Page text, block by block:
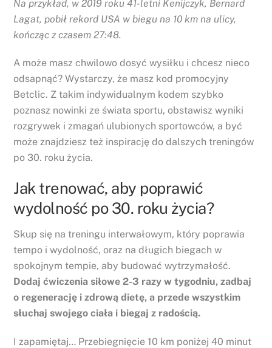
Na przykład, w 2019 roku 41-letni Kenijczyk, Bernard
Lagat, pobił rekord USA w biegu na 10 km na ulicy,
kończąc z czasem 27:48.
A może masz chwilowo dosyć wysiłku i chcesz nieco
odsapnąć? Wystarczy, że masz kod promocyjny
Betclic. Z takim indywidualnym kodem szybko
poznasz nowinki ze świata sportu, obstawisz wyniki
rozgrywek i zmagań ulubionych sportowców, a być
może znajdziesz też inspirację do dalszych treningów
po 30. roku życia.
Jak trenować, aby poprawić
wydolność po 30. roku życia?
Skup się na treningu interwałowym, który poprawia
tempo i wydolność, oraz na długich biegach w
spokojnym tempie, aby budować wytrzymałość.
Dodaj ćwiczenia siłowe 2-3 razy w tygodniu, zadbaj
o regenerację i zdrową dietę, a przede wszystkim
słuchaj swojego ciała i biegaj z radością.
I zapamiętaj… Przebiegnięcie 10 km poniżej 40 minut